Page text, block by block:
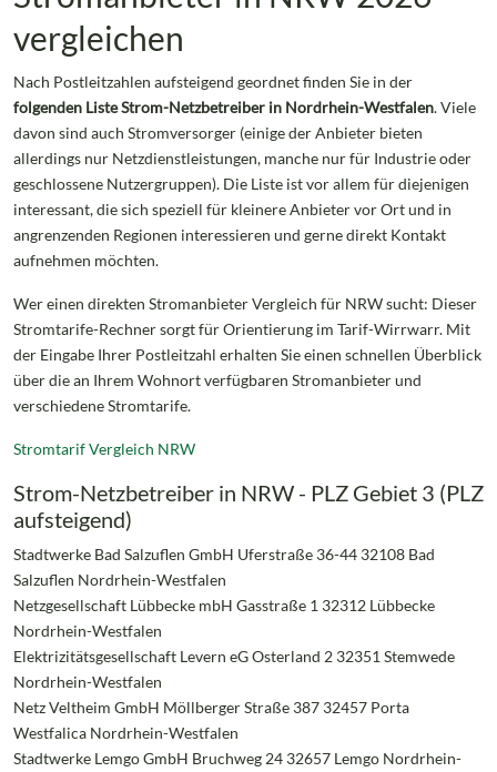
vergleichen
Nach Postleitzahlen aufsteigend geordnet finden Sie in der
folgenden Liste Strom-Netzbetreiber in Nordrhein-Westfalen. Viele
davon sind auch Stromversorger (einige der Anbieter bieten
allerdings nur Netzdienstleistungen, manche nur für Industrie oder
geschlossene Nutzergruppen). Die Liste ist vor allem für diejenigen
interessant, die sich speziell für kleinere Anbieter vor Ort und in
angrenzenden Regionen interessieren und gerne direkt Kontakt
aufnehmen möchten.
Wer einen direkten Stromanbieter Vergleich für NRW sucht: Dieser
Stromtarife-Rechner sorgt für Orientierung im Tarif-Wirrwarr. Mit
der Eingabe Ihrer Postleitzahl erhalten Sie einen schnellen Überblick
über die an Ihrem Wohnort verfügbaren Stromanbieter und
verschiedene Stromtarife.
Stromtarif Vergleich NRW
Strom-Netzbetreiber in NRW - PLZ Gebiet 3 (PLZ
aufsteigend)
Stadtwerke Bad Salzuflen GmbH Uferstraße 36-44 32108 Bad
Salzuflen Nordrhein-Westfalen
Netzgesellschaft Lübbecke mbH Gasstraße 1 32312 Lübbecke
Nordrhein-Westfalen
Elektrizitätsgesellschaft Levern eG Osterland 2 32351 Stemwede
Nordrhein-Westfalen
Netz Veltheim GmbH Möllberger Straße 387 32457 Porta
Westfalica Nordrhein-Westfalen
Stadtwerke Lemgo GmbH Bruchweg 24 32657 Lemgo Nordrhein-